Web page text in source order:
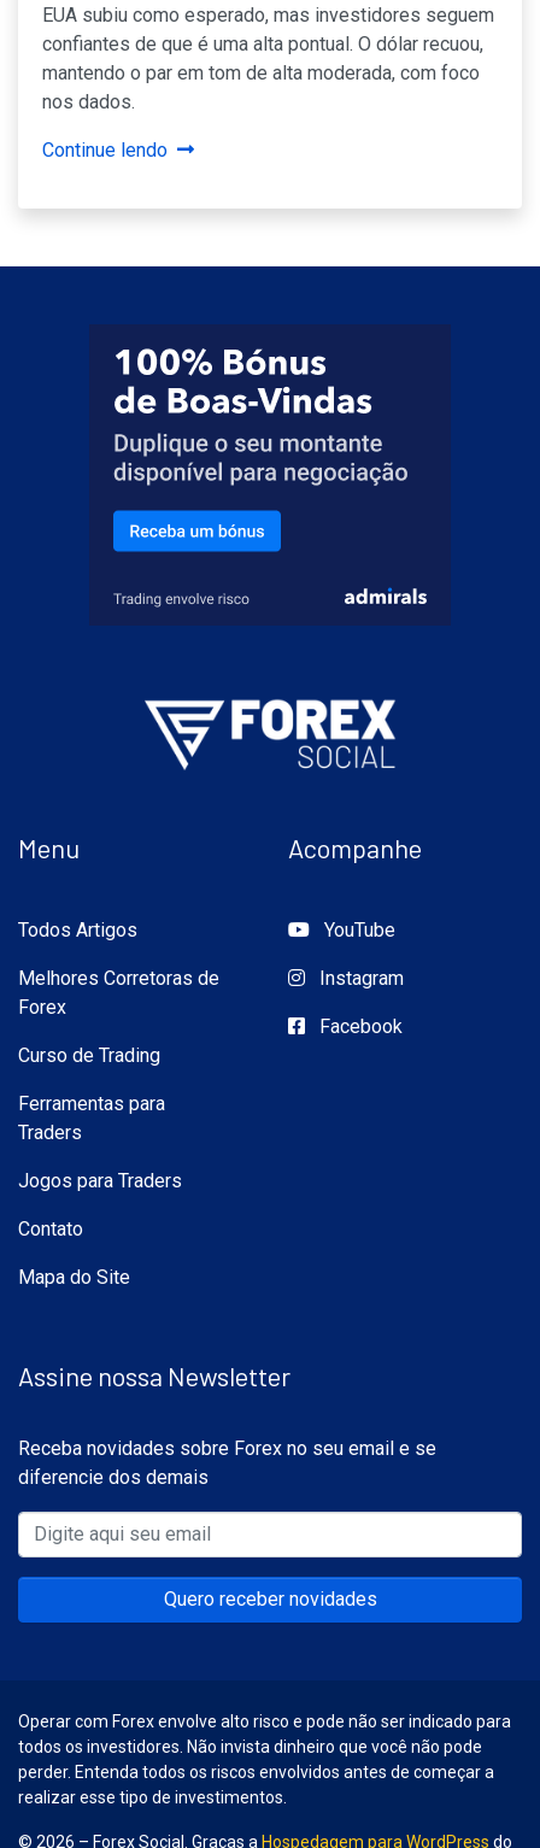
EUA subiu como esperado, mas investidores seguem
confiantes de que é uma alta pontual. O dólar recuou,
mantendo o par em tom de alta moderada, com foco
nos dados.
Continue lendo
Menu
Todos Artigos
Melhores Corretoras de
Forex
Curso de Trading
Ferramentas para
Traders
Jogos para Traders
Contato
Mapa do Site
Acompanhe
YouTube
Instagram
Facebook
Assine nossa Newsletter
Receba novidades sobre Forex no seu email e se
diferencie dos demais
Quero receber novidades
Operar com Forex envolve alto risco e pode não ser indicado para
todos os investidores. Não invista dinheiro que você não pode
perder. Entenda todos os riscos envolvidos antes de começar a
realizar esse tipo de investimentos.
© 2026 – Forex Social. Graças a Hospedagem para WordPress do